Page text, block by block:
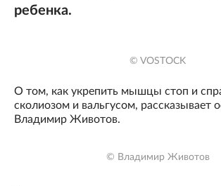
ребенка.
© VOSTOCK
О том, как укрепить мышцы стоп и
сколиозом и вальгусом, рассказывает
Владимир Животов.
© Владимир Животов